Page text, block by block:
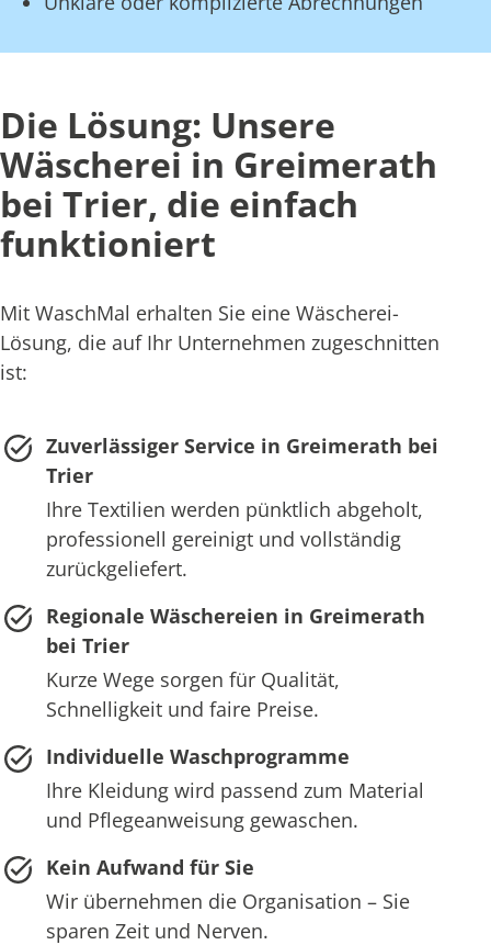
Die Lösung: Unsere
Wäscherei in Greimerath
bei Trier, die einfach
funktioniert
Mit WaschMal erhalten Sie eine Wäscherei-
Lösung, die auf Ihr Unternehmen zugeschnitten
ist:
Zuverlässiger Service in Greimerath bei
Trier
Ihre Textilien werden pünktlich abgeholt,
professionell gereinigt und vollständig
zurückgeliefert.
Regionale Wäschereien in Greimerath
bei Trier
Kurze Wege sorgen für Qualität,
Schnelligkeit und faire Preise.
Individuelle Waschprogramme
Ihre Kleidung wird passend zum Material
und Pflegeanweisung gewaschen.
Kein Aufwand für Sie
Wir übernehmen die Organisation – Sie
sparen Zeit und Nerven.